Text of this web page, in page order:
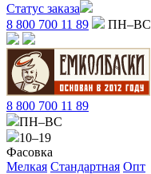
Статус заказа
8 800 700 11 89
ПН–ВС
8 800 700 11 89
ПН–ВС
10–19
Фасовка
Мелкая Стандартная Опт